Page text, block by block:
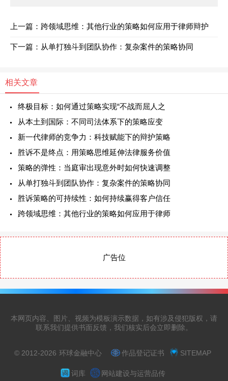
上一篇：跨领域思维：其他行业的策略如何应用于律师辩护
下一篇：从单打独斗到团队协作：复杂案件的策略协同
相关文章
终极目标：如何通过策略实现“不战而屈人之
从本土到国际：不同司法体系下的策略应变
新一代律师的竞争力：科技赋能下的辩护策略
胜诉不是终点：用策略思维延伸法律服务价值
策略的弹性：当庭审出现意外时如何快速调整
从单打独斗到团队协作：复杂案件的策略协同
胜诉策略的可持续性：如何持续赢得客户信任
跨领域思维：其他行业的策略如何应用于律师
广告位
本网页内容、图片、视频为模板演示数据，如有涉及侵犯版权，请
联系我们提供书面反馈，我们核实后会立即删除。
© 2012-2026 环球金融中心 作品登记证书 SITEMAP
词库 网站建设与运营品传